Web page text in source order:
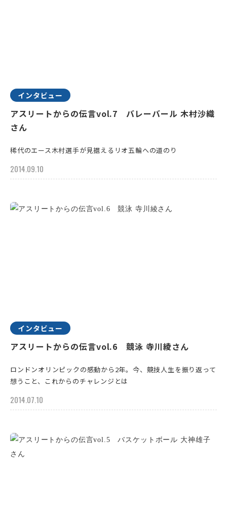
インタビュー
アスリートからの伝言vol.7 バレーバール 木村沙織
さん
稀代のエース木村選手が見据えるリオ五輪への道のり
2014.09.10
インタビュー
アスリートからの伝言vol.6 競泳 寺川綾さん
ロンドンオリンピックの感動から2年。今、競技人生を振り返って
想うこと、これからのチャレンジとは
2014.07.10